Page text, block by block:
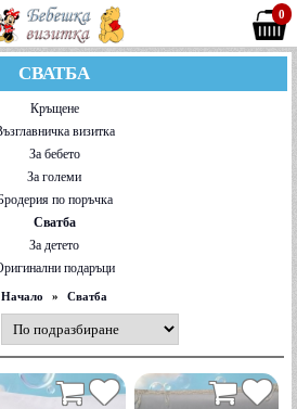
0
СВАТБА
Кръщене
визитка
За бебето
За големи
по поръчка
Сватба
За детето
подаръци
Начало » Сватба